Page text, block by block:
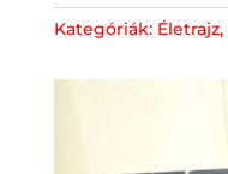
Kategóriák: Életrajz,